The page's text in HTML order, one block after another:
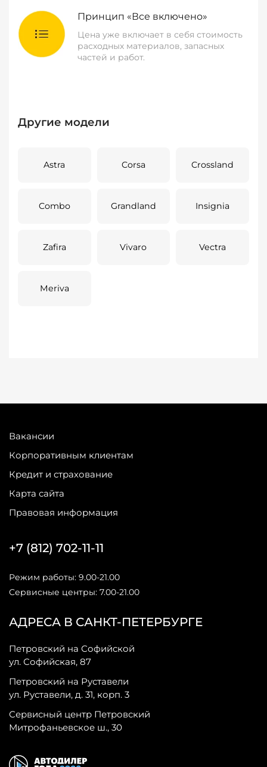
Принцип «Все включено»
Цена уже включает в себя стоимость
расходных материалов, запасных
частей и работ.
Другие модели
Astra Corsa Crossland
Combo Grandland Insignia
Zafira Vivaro Vectra
Meriva
Вакансии
Корпоративным клиентам
Кредит и страхование
Карта сайта
Правовая информация
АДРЕСА В САНКТ-ПЕТЕРБУРГЕ
Петровский на Софийской
ул. Софийская, 87
Петровский на Руставели
ул. Руставели, д. 31, корп. 3
Сервисный центр Петровский
Митрофаньевское ш., 30
+7 (812) 702-11-11
Режим работы: 9.00-21.00
Сервисные центры: 7.00-21.00